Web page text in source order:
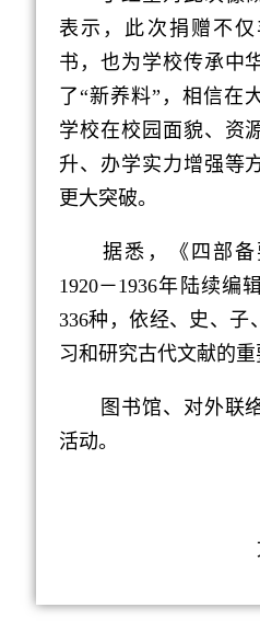
表示，此次捐赠不
书，也为学校传承中
了“新养料”，相信在
学校在校园面貌、资
升、办学实力增强等
更大突破。
据悉，《四部备
1920－1936年陆续编
336种，依经、史、子
习和研究古代文献的重
图书馆、对外联络
活动。